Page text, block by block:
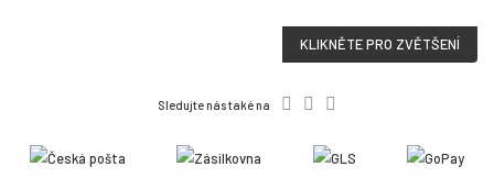
KLIKNĚTE PRO ZVĚTŠENÍ
Sledujte nás také na